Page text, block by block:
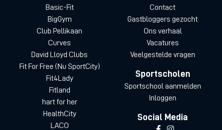
Basic-Fit
BigGym
Club Pellikaan
Curves
David Lloyd Clubs
Fit For Free (Nu SportCity)
Fit4Lady
Fitland
hart for her
HealthCity
LACO
Contact
Gastbloggers gezocht
Ons verhaal
Vacatures
Veelgestelde vragen
Sportscholen
Sportschool aanmelden
Inloggen
Social Media